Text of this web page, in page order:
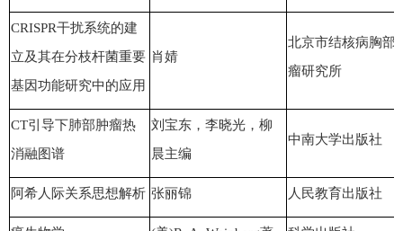
CRISPR干扰系统的建
立及其在分枝杆菌重要
基因功能研究中的应用
肖婧
北京市结核病胸部
瘤研究所
CT引导下肺部肿瘤热
消融图谱
刘宝东，李晓光，柳
晨主编
中南大学出版社
阿希人际关系思想解析 张丽锦 人民教育出版社